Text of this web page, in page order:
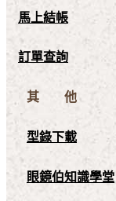
馬上結帳
訂單查詢
其 他
型錄下載
眼鏡伯知識學堂